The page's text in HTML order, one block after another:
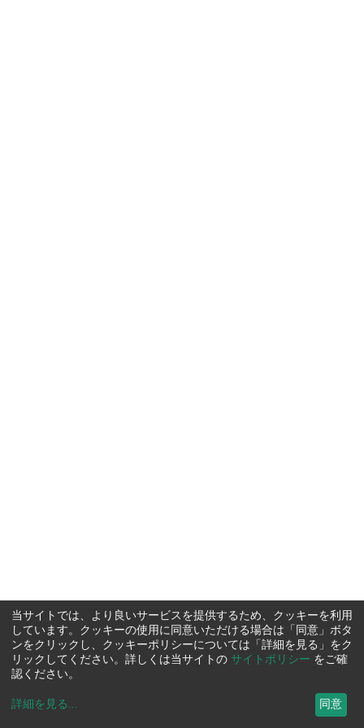
当サイトでは、より良いサービスを提供するため、クッキーを利用
しています。クッキーの使用に同意いただける場合は「同意」ボタ
ンをクリックし、クッキーポリシーについては「詳細を見る」をク
リックしてください。詳しくは当サイトの サイトポリシー をご確
認ください。
詳細を見る ... 同意